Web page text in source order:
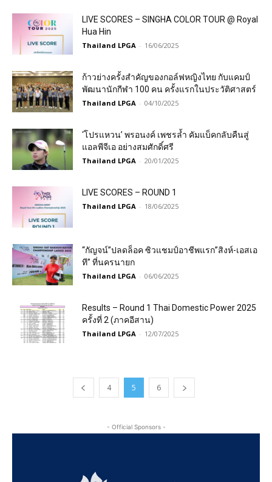
LIVE SCORES – SINGHA COLOR TOUR @ Royal
Hua Hin
Thailand LPGA - 16/06/2025
ก้าวย่างครั้งสำคัญของกอล์ฟหญิงไทย กับแคมป์
พัฒนานักกีฬา 100 คน ครั้งแรกในประวัติศาสตร์
Thailand LPGA - 04/10/2025
‘โปรแหวน’ พรอนงค์ เพชรล้ำ คัมแบ็คกลับคืนสู่
แอลพีจีเอ อย่างสมศักดิ์ศรี
Thailand LPGA - 20/01/2025
LIVE SCORES – ROUND 1
Thailand LPGA - 18/06/2025
“กัญจน์”ปลดล็อค ซิวแชมป์อาชีพแรก”สิงห์-เอสเอ
ที” ที่นครนายก
Thailand LPGA - 06/06/2025
Results – Round 1 Thai Domestic Power 2025
ครั้งที่ 2 (ภาคอีสาน)
Thailand LPGA - 12/07/2025
4 5 6
- Official Sponsors -